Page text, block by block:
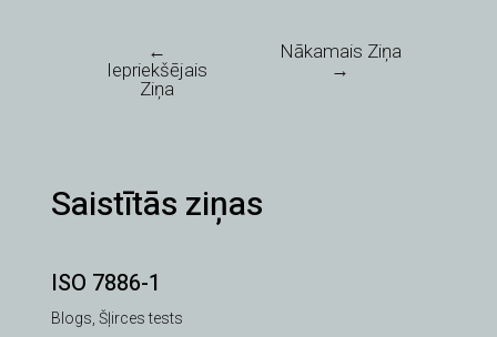
←
Iepriekšējais
Ziņa
Nākamais Ziņa
→
Saistītās ziņas
ISO 7886-1
Blogs Šļirces tests